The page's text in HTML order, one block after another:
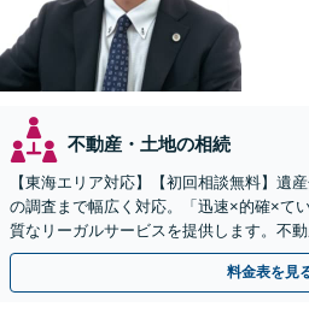
不動産・土地の相続
【東海エリア対応】【初回相談無料】遺
の調査まで幅広く対応。「迅速×的確×て
質なリーガルサービスを提供します。不
もお任せください【休日・夜間対応OK】
料金表を見